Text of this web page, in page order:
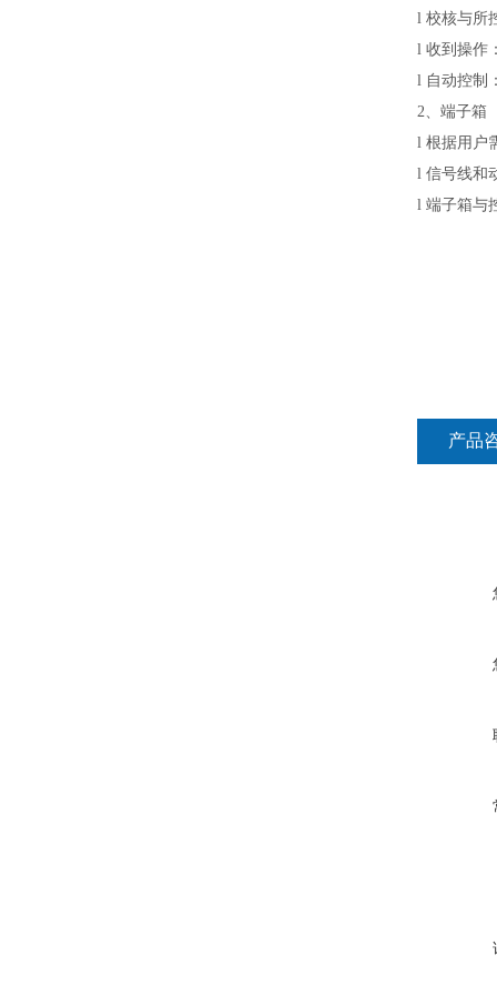
l 校核与所
l 收到操作
l 自动控制
2、端子箱
l 根据用户
l 信号线和
l 端子箱与
产品